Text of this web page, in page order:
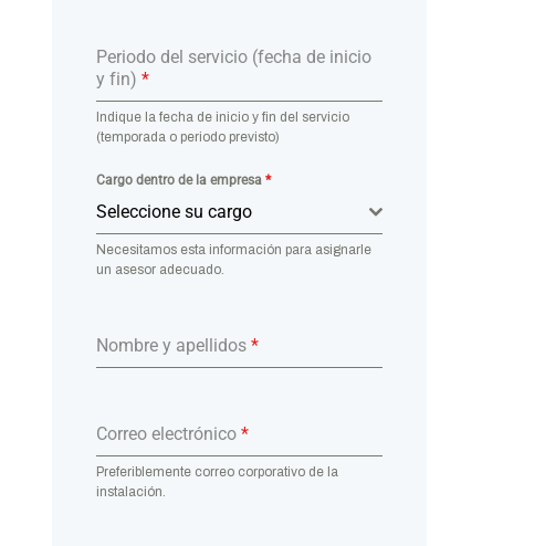
Periodo del servicio (fecha de inicio
y fin) *
Indique la fecha de inicio y fin del servicio
(temporada o periodo previsto)
Cargo dentro de la empresa *
Seleccione su cargo
Necesitamos esta información para asignarle
un asesor adecuado.
Nombre y apellidos *
Correo electrónico *
Preferiblemente correo corporativo de la
instalación.